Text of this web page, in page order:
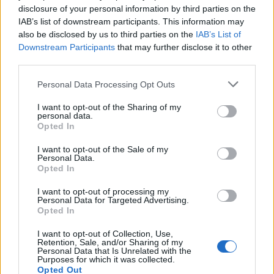
disclosure of your personal information by third parties on the
IAB’s list of downstream participants. This information may
also be disclosed by us to third parties on the IAB’s List of
Downstream Participants that may further disclose it to other
Personal Data Processing Opt Outs
I want to opt-out of the Sharing of my
personal data.
Opted In
I want to opt-out of the Sale of my
Personal Data.
Opted In
I want to opt-out of processing my
Personal Data for Targeted Advertising.
Opted In
I want to opt-out of Collection, Use,
Retention, Sale, and/or Sharing of my
Personal Data that Is Unrelated with the
Purposes for which it was collected.
Opted Out
con la app i clienti beneficiano su tutti i canali di sette giorni
Replay. Senza contare che è possibile programmare le
registrazioni anche quando si è fuori casa e disporne a
Swisscom TV 2.0 è disponibile da subito nelle nuove
offerte combinate Vivo M, L o XL. I clienti beneficiano
XL e un collegamento in fibra ottica navigano in Internet con una
velocità max di 300 Mbit/s. In particolare la velocità di upload ora
arriva a un massimo di 60 Mbit/s e l’invio dei file o il salvataggio
con i servizi cloud risultano notevolmente più rapidi. I pacchetti
sono disponibili da subito, a scelta anche senza telefonia di rete
fissa. I clienti continuano a usufruire della loro attuale offerta
Vivo Casa con relativo prodotto TV, ma se lo desiderano
possono passare a uno dei nuovi abbonamenti con Swisscom TV